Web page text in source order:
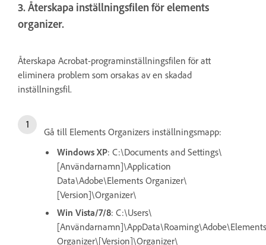
3. Återskapa inställningsfilen för elements
organizer.
Återskapa Acrobat-programinställningsfilen för att
eliminera problem som orsakas av en skadad
inställningsfil.
Gå till Elements Organizers inställningsmapp:
Windows XP: C:\Documents and Settings\
[Användarnamn]\Application
Data\Adobe\Elements Organizer\
[Version]\Organizer\
Win Vista/7/8: C:\Users\
[Användarnamn]\AppData\Roaming\Adobe\Elements
Organizer\[Version]\Organizer\